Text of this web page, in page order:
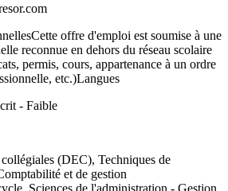
offre d'emploi est soumise à une
reconnue en dehors du réseau scolaire
permis, cours, appartenance à un ordre
etc.)Langues
- Faible
(DEC), Techniques de
et de gestion
Sciences de l'administration - Gestion